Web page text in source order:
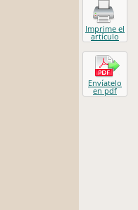
Imprime el
artículo
Envíatelo
en pdf